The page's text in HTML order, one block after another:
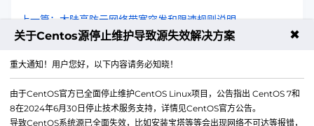
上一篇：大陆高防云网络带宽突发和限速规则说明
关于Centos源停止维护导致源失效解决方案 ✖
重大通知！用户您好，以下内容请务必知晓！
由于CentOS官方已全面停止维护CentOS Linux项目，公告指出 CentOS 7和
8在2024年6月30日停止技术服务支持，详情见CentOS官方公告。
导致CentOS系统源已全面失效，比如安装宝塔等等会出现网络不可达等报错，